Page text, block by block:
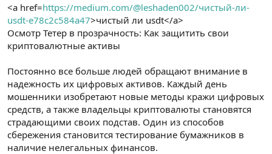
<a href=https://medium.com/@leshaden002/чистый-ли-
usdt-e78c2c584a47>чистый ли usdt</a>
Осмотр Тетер в прозрачность: Как защитить свои
криптовалютные активы
Постоянно все больше людей обращают внимание в
надежность их цифровых активов. Каждый день
мошенники изобретают новые методы кражи цифровых
средств, а также владельцы криптовалюты становятся
страдающими своих подстав. Один из способов
сбережения становится тестирование бумажников в
наличие нелегальных финансов.